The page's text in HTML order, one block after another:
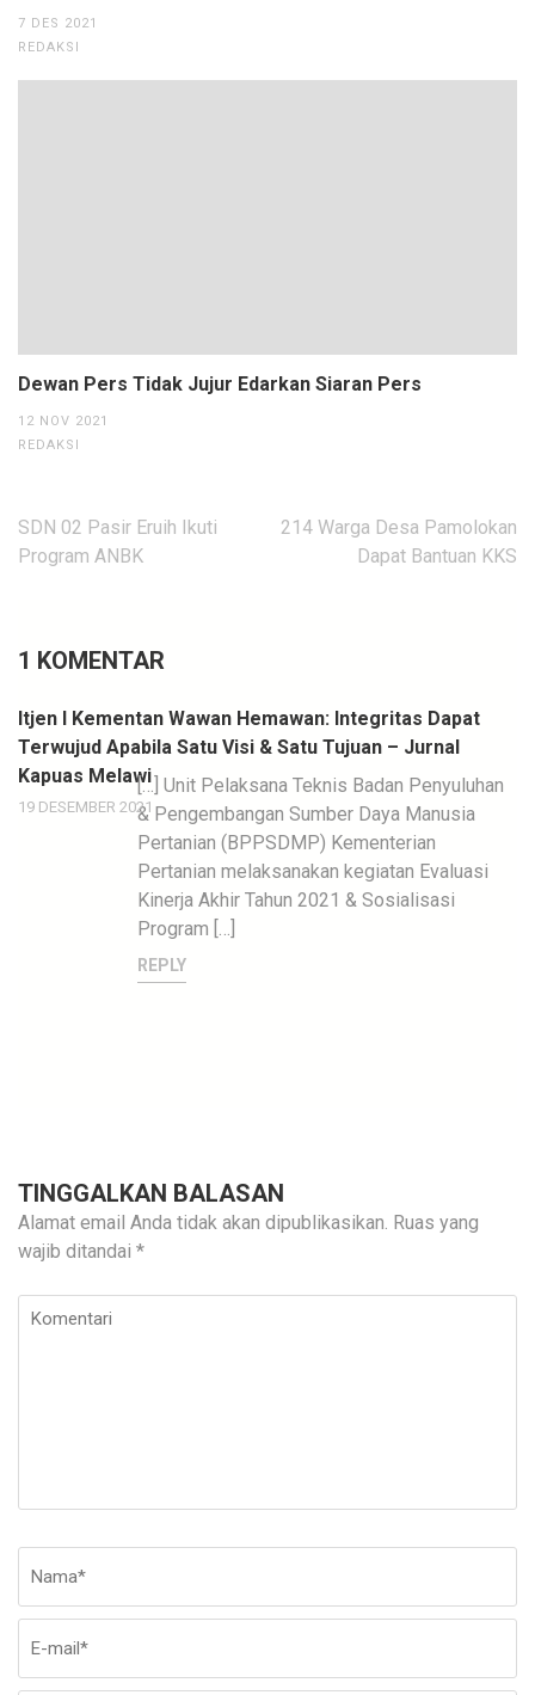
7 DES 2021
REDAKSI
Dewan Pers Tidak Jujur Edarkan Siaran Pers
12 NOV 2021
REDAKSI
Navigasi
pos
SDN 02 Pasir Eruih Ikuti
Program ANBK
214 Warga Desa Pamolokan
Dapat Bantuan KKS
1 KOMENTAR
Itjen I Kementan Wawan Hemawan: Integritas Dapat
Terwujud Apabila Satu Visi & Satu Tujuan – Jurnal
Kapuas Melawi
19 DESEMBER 2021
[…] Unit Pelaksana Teknis Badan Penyuluhan
& Pengembangan Sumber Daya Manusia
Pertanian (BPPSDMP) Kementerian
Pertanian melaksanakan kegiatan Evaluasi
Kinerja Akhir Tahun 2021 & Sosialisasi
Program […]
REPLY
TINGGALKAN BALASAN
Alamat email Anda tidak akan dipublikasikan. Ruas yang
wajib ditandai *
Komentari